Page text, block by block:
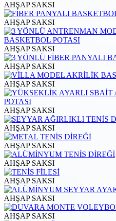
AHŞAP SAKSI
AHŞAP SAKSI
AHŞAP SAKSI
AHŞAP SAKSI
AHŞAP SAKSI
AHŞAP SAKSI
AHŞAP SAKSI
AHŞAP SAKSI
AHŞAP SAKSI
AHŞAP SAKSI
AHŞAP SAKSI
AHŞAP SAKSI